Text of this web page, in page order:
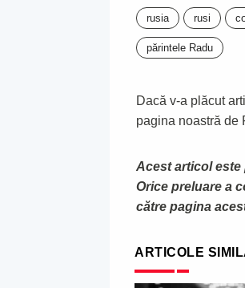
rusia rusi
părintele Radu
Dacă v-a plăcut
pagina noastră de
Acest articol este
Orice preluare a
către pagina
ARTICOLE